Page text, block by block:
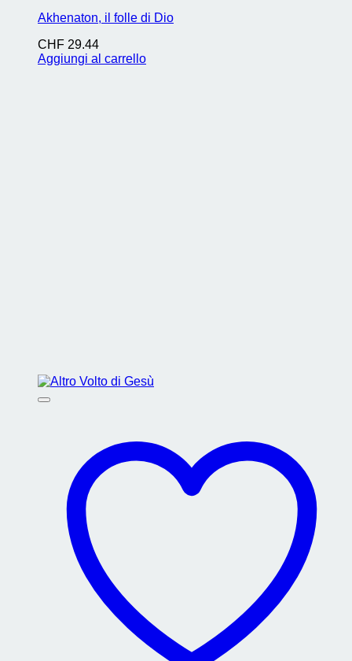
Akhenaton, il folle di Dio
CHF 29.44
Aggiungi al carrello